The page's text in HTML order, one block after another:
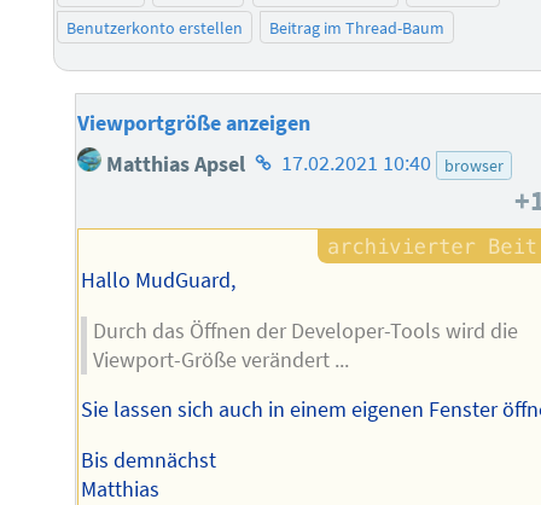
Benutzerkonto erstellen
Beitrag im Thread-Baum
Viewportgröße anzeigen
Matthias Apsel Homepage
Autors
17.02.2021 10:40 browser
Hallo MudGuard,
Durch das Öffnen der Developer-Tools wird die
Viewport-Größe verändert ...
Sie lassen sich auch in einem eigenen Fenster
Bis demnächst
Matthias